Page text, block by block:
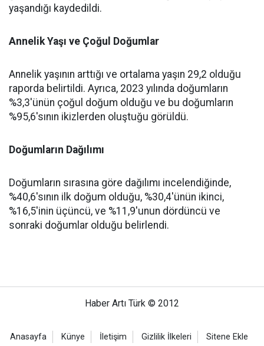
yaşandığı kaydedildi.
Annelik Yaşı ve Çoğul Doğumlar
Annelik yaşının arttığı ve ortalama yaşın 29,2 olduğu
raporda belirtildi. Ayrıca, 2023 yılında doğumların
%3,3'ünün çoğul doğum olduğu ve bu doğumların
%95,6'sının ikizlerden oluştuğu görüldü.
Doğumların Dağılımı
Doğumların sırasına göre dağılımı incelendiğinde,
%40,6'sının ilk doğum olduğu, %30,4'ünün ikinci,
%16,5'inin üçüncü, ve %11,9'unun dördüncü ve
sonraki doğumlar olduğu belirlendi.
Haber Artı Türk © 2012
Anasayfa Künye İletişim Gizlilik İlkeleri Sitene Ekle